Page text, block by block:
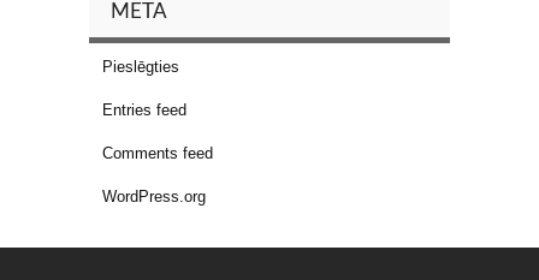
META
Pieslēgties
Entries feed
Comments feed
WordPress.org